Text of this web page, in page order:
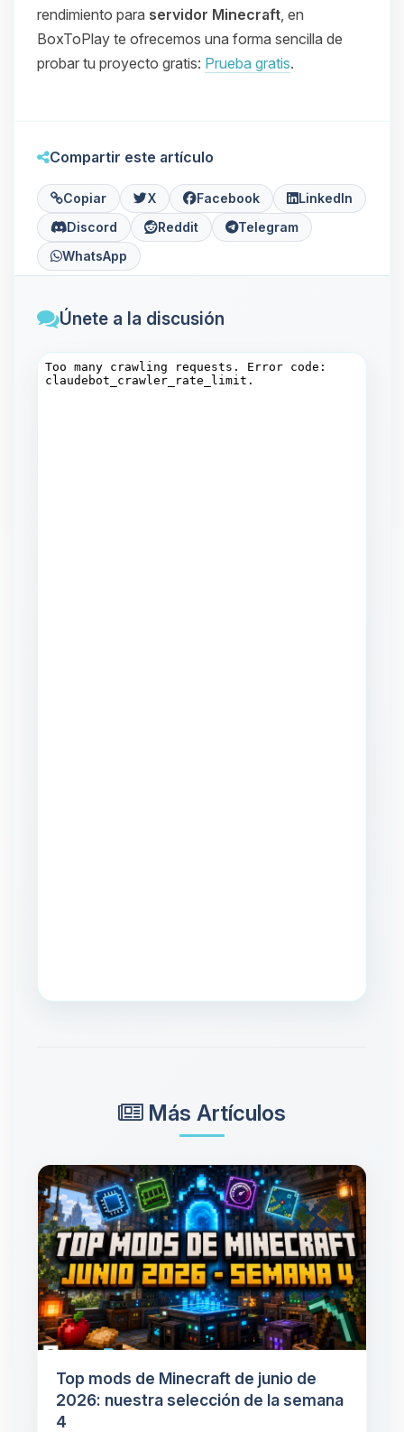
rendimiento para servidor Minecraft , en
BoxToPlay te ofrecemos una forma sencilla de
probar tu proyecto gratis: Prueba gratis.
Compartir este artículo
Copiar X Facebook
LinkedIn
Discord
Reddit
Telegram
WhatsApp
Únete a la discusión
Más Artículos
Top mods de Minecraft de junio de
2026: nuestra selección de la semana
4